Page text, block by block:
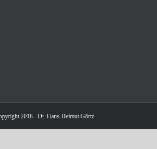
2018 - Dr. Hans-Helmut Görtz